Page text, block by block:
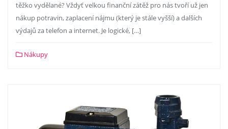
těžko vydělané? Vždyť velkou finanční zátěž pro nás tvoří už jen
nákup potravin, zaplacení nájmu (který je stále vyšší) a dalších
výdajů za telefon a internet. Je logické, […]
Nákupy